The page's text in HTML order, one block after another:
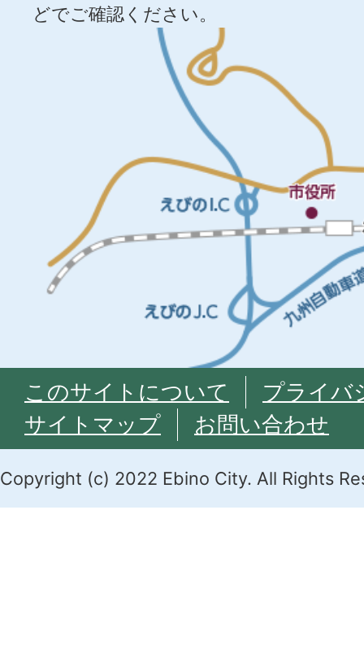
どでご確認ください。
このサイトについて
プライバ
サイトマップ
お問い合わせ
Copyright (c) 2022 Ebino City. All Rights